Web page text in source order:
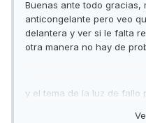
Buenas ante todo gracias,
anticongelante pero veo
delantera y ver si le falta
otra manera no hay de
y el tema de la luz de fallo